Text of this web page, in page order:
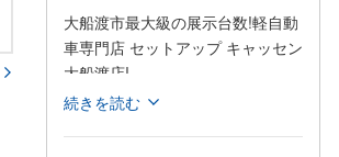
大船渡市最大級の展示台数!軽自動
車専門店 セットアップ キャッセン
大船渡店!
続きを読む